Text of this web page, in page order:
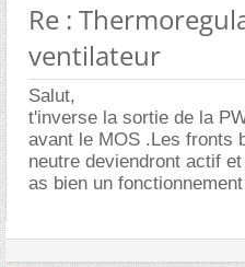
Re :
ventilateur
Salut,
t'inverse la sortie de la
avant le MOS .Les fronts
neutre deviendront actif
as bien un